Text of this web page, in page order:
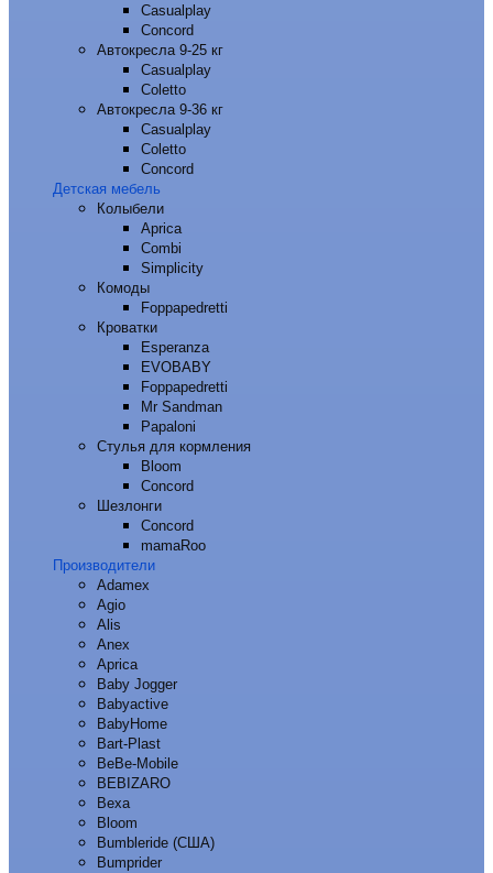
Casualplay
Concord
Автокресла 9-25 кг
Casualplay
Coletto
Автокресла 9-36 кг
Casualplay
Coletto
Concord
Детская мебель
Колыбели
Aprica
Combi
Simplicity
Комоды
Foppapedretti
Кроватки
Esperanza
EVOBABY
Foppapedretti
Mr Sandman
Papaloni
Стулья для кормления
Bloom
Concord
Шезлонги
Concord
mamaRoo
Производители
Adamex
Agio
Alis
Anex
Aprica
Baby Jogger
Babyactive
BabyHome
Bart-Plast
BeBe-Mobile
BEBIZARO
Bexa
Bloom
Bumbleride (США)
Bumprider